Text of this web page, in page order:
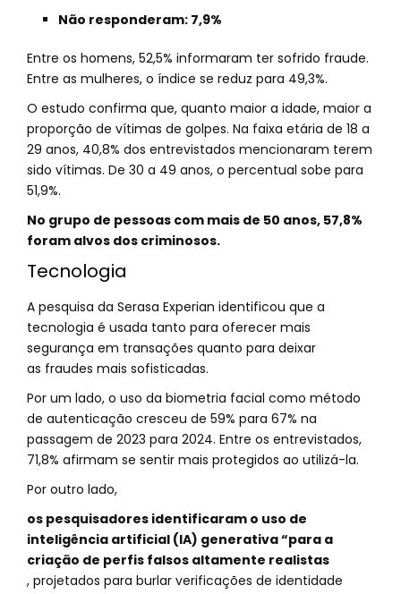
Não responderam: 7,9%
Entre os homens, 52,5% informaram ter sofrido fraude.
Entre as mulheres, o índice se reduz para 49,3%.
O estudo confirma que, quanto maior a idade, maior a
proporção de vítimas de golpes. Na faixa etária de 18 a
29 anos, 40,8% dos entrevistados mencionaram terem
sido vítimas. De 30 a 49 anos, o percentual sobe para
51,9%.
No grupo de pessoas com mais de 50 anos, 57,8%
foram alvos dos criminosos.
Tecnologia
A pesquisa da Serasa Experian identificou que a
tecnologia é usada tanto para oferecer mais
segurança em transações quanto para deixar
as fraudes mais sofisticadas.
Por um lado, o uso da biometria facial como método
de autenticação cresceu de 59% para 67% na
passagem de 2023 para 2024. Entre os entrevistados,
71,8% afirmam se sentir mais protegidos ao utilizá-la.
Por outro lado,
os pesquisadores identificaram o uso de
inteligência artificial (IA) generativa “para a
criação de perfis falsos altamente realistas
, projetados para burlar verificações de identidade